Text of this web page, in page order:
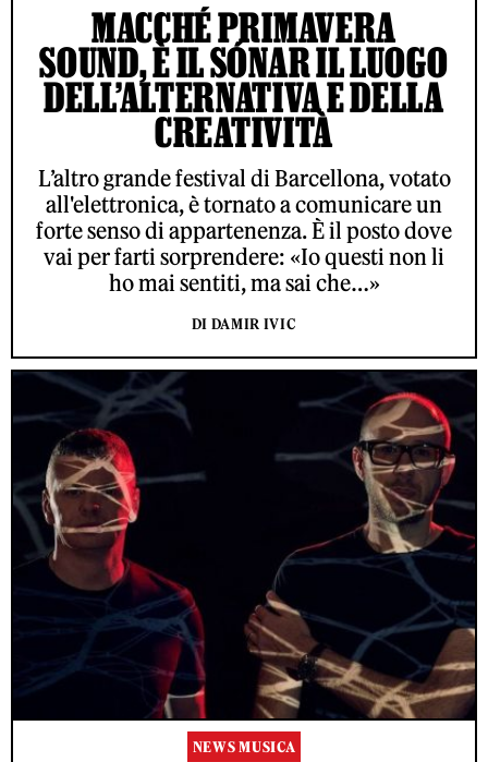
MACCHÉ PRIMAVERA
SOUND, È IL SÓNAR IL LUOGO
DELL’ALTERNATIVA E DELLA
CREATIVITÀ
L’altro grande festival di Barcellona, votato
all'elettronica, è tornato a comunicare un
forte senso di appartenenza. È il posto dove
vai per farti sorprendere: «Io questi non li
ho mai sentiti, ma sai che…»
DI DAMIR IVIC
NEWS MUSICA